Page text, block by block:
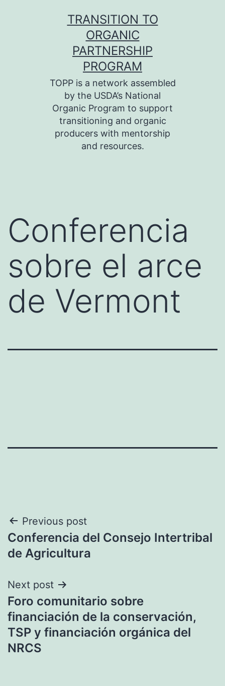
TRANSITION TO
ORGANIC
PARTNERSHIP
PROGRAM
TOPP is a network assembled
by the USDA’s National
Organic Program to support
transitioning and organic
producers with mentorship
and resources.
Conferencia
sobre el arce
de Vermont
Navegación
de
Previous post
Conferencia del Consejo Intertribal
de Agricultura
Next post
Foro comunitario sobre
financiación de la conservación,
TSP y financiación orgánica del
NRCS